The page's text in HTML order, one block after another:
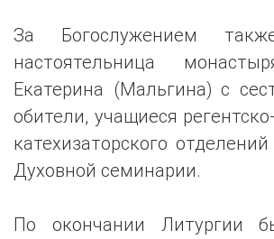
За Богослужением
настоятельница
Екатерина (Мальгина) с
обители, учащиеся
катехизаторского
Духовной семинарии.
По окончании Литургии